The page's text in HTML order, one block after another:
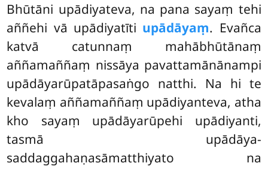
Bhūtāni upādiyateva, na pana sayaṃ tehi
aññehi vā upādiyatīti upādāyaṃ. Evañca
katvā catunnaṃ mahābhūtānaṃ
aññamaññaṃ nissāya pavattamānānampi
upādāyarūpatāpasaṅgo natthi. Na hi te
kevalaṃ aññamaññaṃ upādiyanteva, atha
kho sayaṃ upādāyarūpehi upādiyanti,
tasmā upādāya-
saddaggahaṇasāmatthiyato na